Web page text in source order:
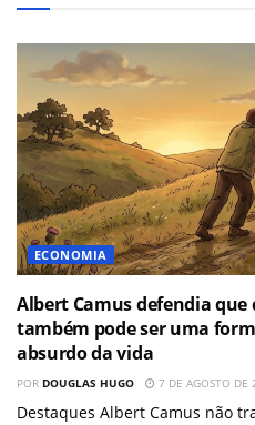
ECONOMIA
Albert Camus defendia
também pode ser uma
absurdo da vida
POR DOUGLAS HUGO 7 DE AGOSTO DE
Destaques Albert Camus não